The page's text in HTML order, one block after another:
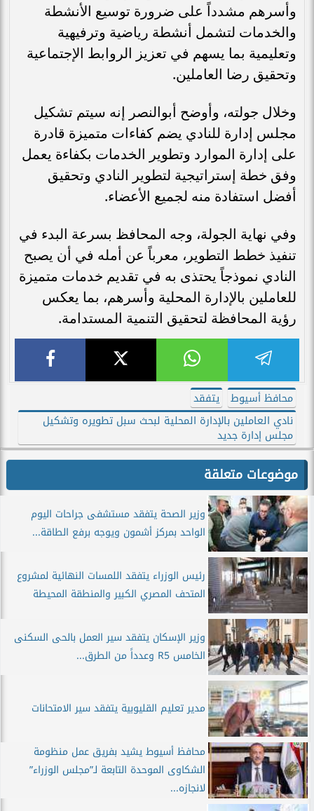
وأسرهم مشدداً على ضرورة توسيع الأنشطة
والخدمات لتشمل أنشطة رياضية وترفيهية
وتعليمية بما يسهم في تعزيز الروابط الإجتماعية
وتحقيق رضا العاملين.
وخلال جولته، وأوضح أبوالنصر إنه سيتم تشكيل
مجلس إدارة للنادي يضم كفاءات متميزة قادرة
على إدارة الموارد وتطوير الخدمات بكفاءة يعمل
وفق خطة إستراتيجية لتطوير النادي وتحقيق
أفضل استفادة منه لجميع الأعضاء.
وفي نهاية الجولة، وجه المحافظ بسرعة البدء في
تنفيذ خطط التطوير، معرباً عن أمله في أن يصبح
النادي نموذجاً يحتذى به في تقديم خدمات متميزة
للعاملين بالإدارة المحلية وأسرهم، بما يعكس
رؤية المحافظة لتحقيق التنمية المستدامة.
محافظ أسيوط
يتفقد
نادي العاملين بالإدارة المحلية لبحث سبل تطويره وتشكيل
مجلس إدارة جديد
موضوعات متعلقة
وزير الصحة يتفقد مستشفى جراحات اليوم
الواحد بمركز أشمون ويوجه برفع الطاقة...
رئيس الوزراء يتفقد اللمسات النهائية لمشروع
المتحف المصري الكبير والمنطقة المحيطة
وزير الإسكان يتفقد سير العمل بالحى السكنى
الخامس R5 وعدداً من الطرق...
مدير تعليم القليوبية يتفقد سير الامتحانات
محافظ أسيوط يشيد بفريق عمل منظومة
الشكاوى الموحدة التابعة لـ”مجلس الوزراء”
لانجازه...